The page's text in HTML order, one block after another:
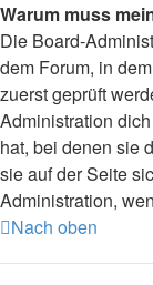
Warum muss
Die Board-
dem Forum, in
zuerst geprüft
Administration
hat, bei denen sie
sie auf der Seite
Administration,
Nach oben